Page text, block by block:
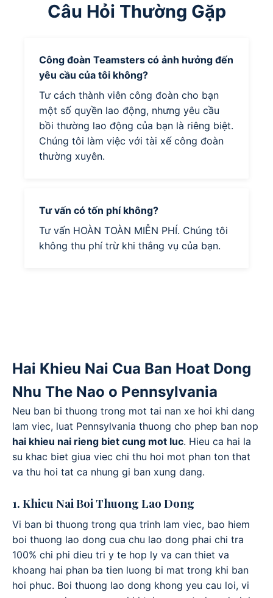
Câu Hỏi Thường Gặp
Công đoàn Teamsters có ảnh hưởng đến
yêu cầu của tôi không?
Tư cách thành viên công đoàn cho bạn
một số quyền lao động, nhưng yêu cầu
bồi thường lao động của bạn là riêng biệt.
Chúng tôi làm việc với tài xế công đoàn
thường xuyên.
Tư vấn có tốn phí không?
Tư vấn HOÀN TOÀN MIỄN PHÍ. Chúng tôi
không thu phí trừ khi thắng vụ của bạn.
Hai Khieu Nai Cua Ban Hoat Dong
Nhu The Nao o Pennsylvania
Neu ban bi thuong trong mot tai nan xe hoi khi dang
lam viec, luat Pennsylvania thuong cho phep ban nop
hai khieu nai rieng biet cung mot luc. Hieu ca hai la
su khac biet giua viec chi thu hoi mot phan ton that
va thu hoi tat ca nhung gi ban xung dang.
1. Khieu Nai Boi Thuong Lao Dong
Vi ban bi thuong trong qua trinh lam viec, bao hiem
boi thuong lao dong cua chu lao dong phai chi tra
100% chi phi dieu tri y te hop ly va can thiet va
khoang hai phan ba tien luong bi mat trong khi ban
hoi phuc. Boi thuong lao dong khong yeu cau loi, vi